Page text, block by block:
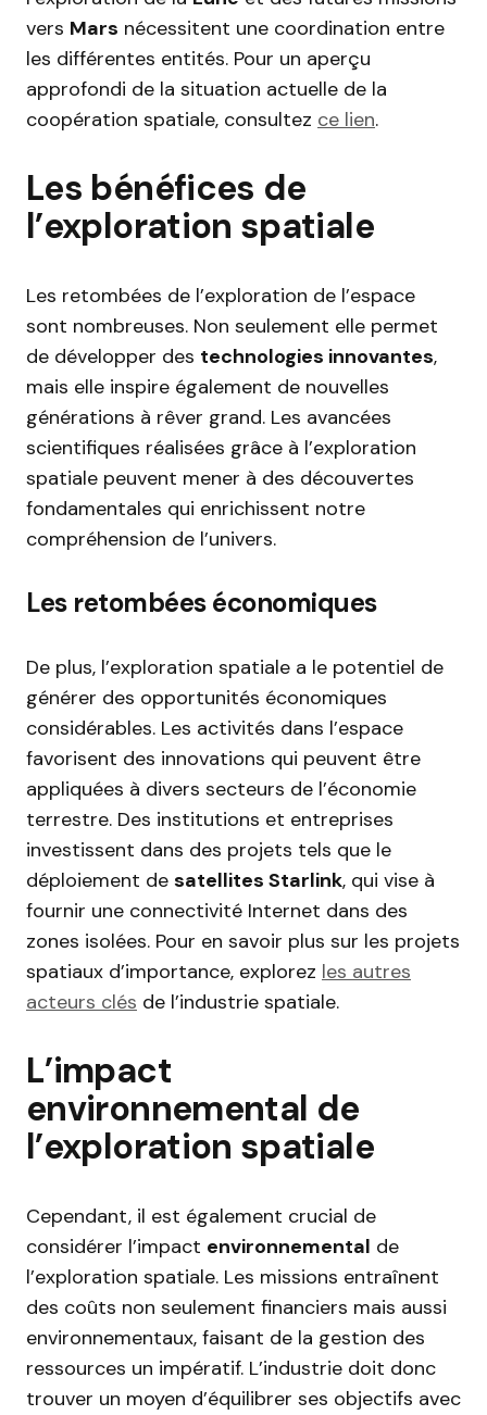
vers Mars nécessitent une coordination entre
les différentes entités. Pour un aperçu
approfondi de la situation actuelle de la
coopération spatiale, consultez ce lien.
Les bénéfices de
l’exploration spatiale
Les retombées de l’exploration de l’espace
sont nombreuses. Non seulement elle permet
de développer des technologies innovantes,
mais elle inspire également de nouvelles
générations à rêver grand. Les avancées
scientifiques réalisées grâce à l’exploration
spatiale peuvent mener à des découvertes
fondamentales qui enrichissent notre
compréhension de l’univers.
Les retombées économiques
De plus, l’exploration spatiale a le potentiel de
générer des opportunités économiques
considérables. Les activités dans l’espace
favorisent des innovations qui peuvent être
appliquées à divers secteurs de l’économie
terrestre. Des institutions et entreprises
investissent dans des projets tels que le
déploiement de satellites Starlink, qui vise à
fournir une connectivité Internet dans des
zones isolées. Pour en savoir plus sur les projets
spatiaux d’importance, explorez les autres
acteurs clés de l’industrie spatiale.
L’impact
environnemental de
l’exploration spatiale
Cependant, il est également crucial de
considérer l’impact environnemental de
l’exploration spatiale. Les missions entraînent
des coûts non seulement financiers mais aussi
environnementaux, faisant de la gestion des
ressources un impératif. L’industrie doit donc
trouver un moyen d’équilibrer ses objectifs avec